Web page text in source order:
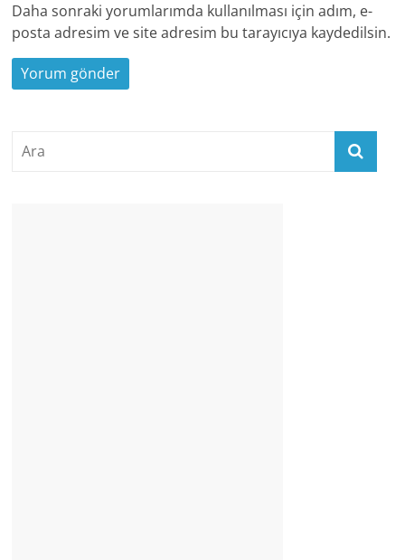
Daha sonraki yorumlarımda kullanılması için adım, e-
posta adresim ve site adresim bu tarayıcıya kaydedilsin.